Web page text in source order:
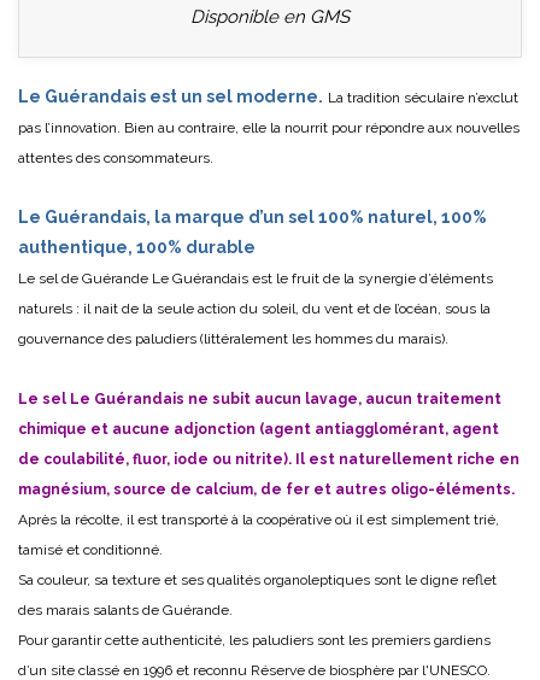
Disponible en GMS
Le Guérandais est un sel moderne. La tradition séculaire n’exclut
pas l’innovation. Bien au contraire, elle la nourrit pour répondre aux nouvelles
attentes des consommateurs.
Le Guérandais, la marque d’un sel 100% naturel, 100%
authentique, 100% durable
Le sel de Guérande Le Guérandais est le fruit de la synergie d’éléments
naturels : il nait de la seule action du soleil, du vent et de l’océan, sous la
gouvernance des paludiers (littéralement les hommes du marais).
Le sel Le Guérandais ne subit aucun lavage, aucun traitement
chimique et aucune adjonction (agent antiagglomérant, agent
de coulabilité, fluor, iode ou nitrite). Il est naturellement riche en
magnésium, source de calcium, de fer et autres oligo-éléments.
Après la récolte, il est transporté à la coopérative où il est simplement trié,
tamisé et conditionné.
Sa couleur, sa texture et ses qualités organoleptiques sont le digne reflet
des marais salants de Guérande.
Pour garantir cette authenticité, les paludiers sont les premiers gardiens
d’un site classé en 1996 et reconnu Réserve de biosphère par l'UNESCO.